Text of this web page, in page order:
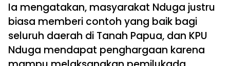
Ia mengatakan, masyarakat Nduga justru
biasa memberi contoh yang baik bagi
seluruh daerah di Tanah Papua, dan KPU
Nduga mendapat penghargaan karena